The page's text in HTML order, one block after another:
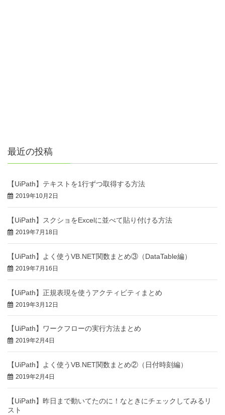
最近の投稿
【UiPath】テキストを1行ずつ取得する方法
2019年10月2日
【UiPath】スクショをExcelに並べて貼り付ける方法
2019年7月18日
【UiPath】よく使うVB.NET関数まとめ③（DataTable編）
2019年7月16日
【UiPath】正規表現を使うアクティビティまとめ
2019年3月12日
【UiPath】ワークフローの実行方法まとめ
2019年2月4日
【UiPath】よく使うVB.NET関数まとめ②（日付時刻編）
2019年2月4日
【UiPath】昨日まで動いてたのに！なときにチェックしてみるリ
スト